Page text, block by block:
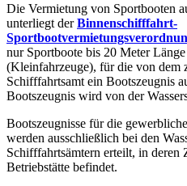
Die Vermietung von Sportbooten
unterliegt derBinnenschifffahrt-
nur Sportboote bis 20 Meter
(Kleinfahrzeuge), für die von dem
Schifffahrtsamt ein Bootszeugnis
Bootszeugnis wird von der
Bootszeugnisse für die
werden ausschließlich bei den
Schifffahrtsämtern erteilt, in deren
Betriebstätte befindet.